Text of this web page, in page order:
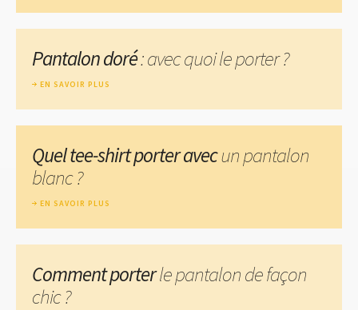
Pantalon doré: avec quoi le porter ?
EN SAVOIR PLUS
Quel tee-shirt porter avecun pantalon
blanc ?
EN SAVOIR PLUS
Comment porterle pantalon de façon
chic ?